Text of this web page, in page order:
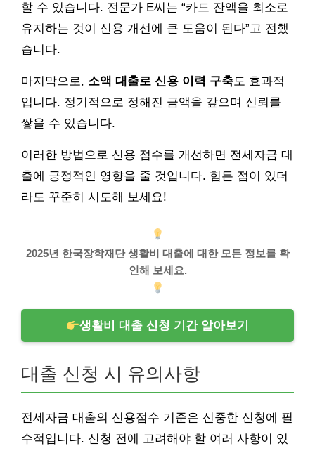
할 수 있습니다. 전문가 E씨는 “카드 잔액을 최소로
유지하는 것이 신용 개선에 큰 도움이 된다”고 전했
습니다.
마지막으로, 소액 대출로 신용 이력 구축도 효과적
입니다. 정기적으로 정해진 금액을 갚으며 신뢰를
쌓을 수 있습니다.
이러한 방법으로 신용 점수를 개선하면 전세자금 대
출에 긍정적인 영향을 줄 것입니다. 힘든 점이 있더
라도 꾸준히 시도해 보세요!
2025년 한국장학재단 생활비 대출에 대한 모든 정보를 확
인해 보세요.
생활비 대출 신청 기간 알아보기
대출 신청 시 유의사항
전세자금 대출의 신용점수 기준은 신중한 신청에 필
수적입니다. 신청 전에 고려해야 할 여러 사항이 있